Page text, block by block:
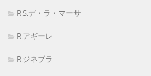
R.S.デ・ラ・マーサ
R.アギーレ
R.ジネブラ